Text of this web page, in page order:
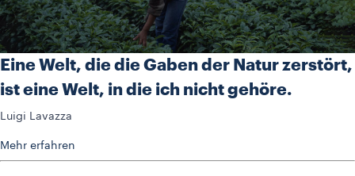
Eine Welt, die die Gaben der Natur zerstört,
ist eine Welt, in die ich nicht gehöre.
Luigi Lavazza
Mehr erfahren